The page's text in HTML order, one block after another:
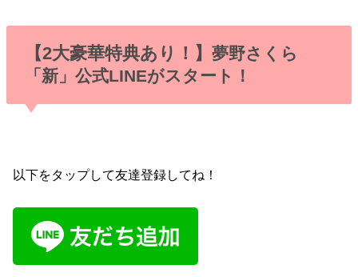
【2大豪華特典あり！】 夢野さくら
「新」公式LINEがスタート！
以下をタップして友達登録してね！